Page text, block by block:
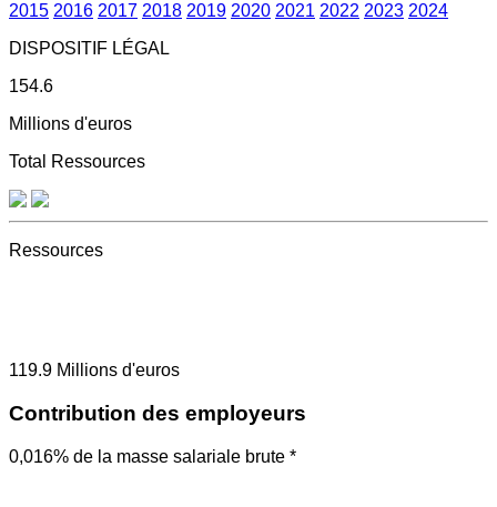
2015 2016 2017 2018 2019 2020 2021 2022 2023 2024
DISPOSITIF LÉGAL
154.6
Millions d'euros
Total Ressources
Ressources
119.9 Millions d'euros
Contribution des employeurs
0,016% de la masse salariale brute *